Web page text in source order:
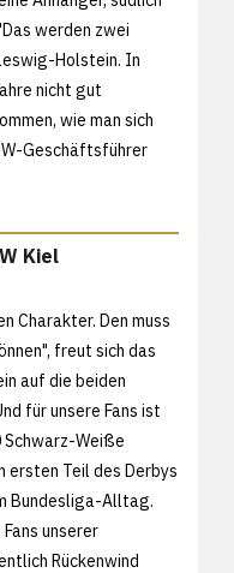
werden zwei
Holstein. In
nicht gut
wie man sich
Geschäftsführer
Kiel
Charakter. Den muss
freut sich das
auf die beiden
für unsere Fans ist
Schwarz-Weiße
ersten Teil des Derbys
Bundesliga-Alltag.
unserer
Rückenwind